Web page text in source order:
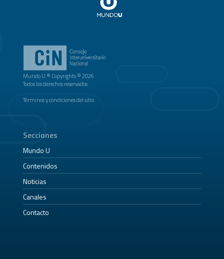
Mundo U ® Copyrights © 2026
Todos los derechos reservados.
Términos y condiciones del sitio
Secciones
Mundo U
Contenidos
Noticias
Canales
Contacto